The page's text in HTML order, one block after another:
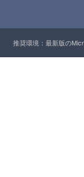
推奨環境：最新版の